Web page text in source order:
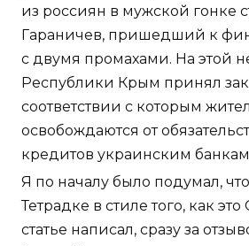
из россиян в мужской гонке
Гараничев, пришедший к
с двумя промахами. На этой
Республики Крым принял
соответствии с которым
освобождаются от
кредитов украинским
Я по началу было подумал,
Тетрадке в стиле того, как
статье написал, сразу за